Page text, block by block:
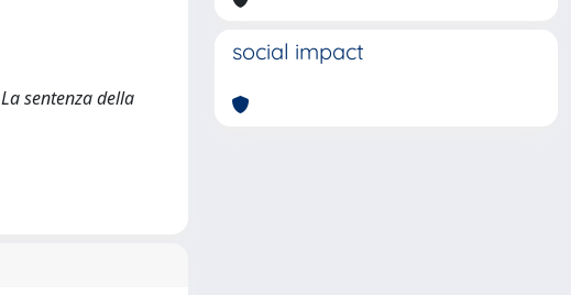
sentenza della
social impact